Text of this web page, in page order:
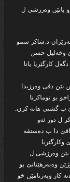
یانێن وه‌رزشى ل
د.شاكر سمو
وخه‌لیل حسن
كارگێریا یانا
یێن دڤى وه‌رزیدا
بو توماكرنا
ب گشتى هاته‌ كرن.
ل دور ئه‌و
دا ب ده‌ستڤه‌
وكارگێریا
یێن وه‌رزشى ل
وه‌به‌رهێنانێ بو
كار وبه‌رنامێن خو